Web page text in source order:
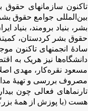
تاکنون سازمانهای
بین‌المللی جوامع حقوق
بشر، بنیاد برومند، بنیاد
حقوق بشر کردستان،
سادۀ انجمنهای تاکنون
دانشگاه‌ها نیز هریک به
مسعود نقره‌کار، مهدی
مصروف بررسی و تهیۀ
تارنماهای فعالی چون
هست (با پوزش از همۀ